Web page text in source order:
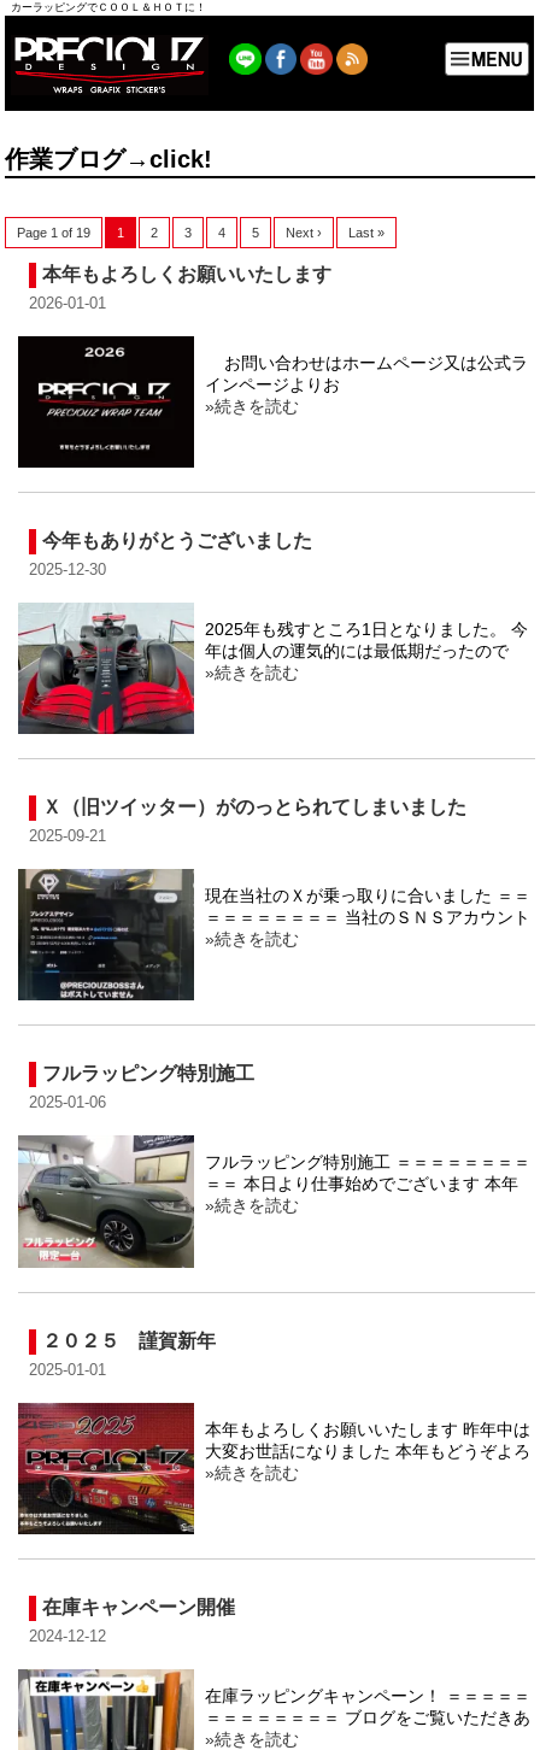
カーラッピングでＣＯＯＬ＆ＨＯＴに！
作業ブログ→click!
Page 1 of 19 1 2 3 4 5 Next › Last »
本年もよろしくお願いいたします
2026-01-01
お問い合わせはホームページ又は公式ラ
インページよりお
»続きを読む
今年もありがとうございました
2025-12-30
2025年も残すところ1日となりました。 今
年は個人の運気的には最低期だったので
»続きを読む
Ｘ（旧ツイッター）がのっとられてしまいました
2025-09-21
現在当社のＸが乗っ取りに合いました ＝＝
＝＝＝＝＝＝＝＝ 当社のＳＮＳアカウント
»続きを読む
フルラッピング特別施工
2025-01-06
フルラッピング特別施工 ＝＝＝＝＝＝＝＝
＝＝ 本日より仕事始めでございます 本年
»続きを読む
２０２５ 謹賀新年
2025-01-01
本年もよろしくお願いいたします 昨年中は
大変お世話になりました 本年もどうぞよろ
»続きを読む
在庫キャンペーン開催
2024-12-12
在庫ラッピングキャンペーン！ ＝＝＝＝＝
＝＝＝＝＝＝＝＝ ブログをご覧いただきあ
»続きを読む